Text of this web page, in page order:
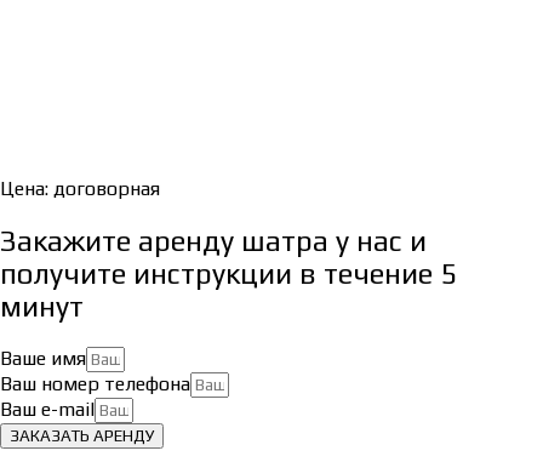
Цена: договорная
Закажите аренду шатра у нас и
получите инструкции в течение 5
минут
Ваше имя
Ваш номер телефона
Ваш e-mail
ЗАКАЗАТЬ АРЕНДУ